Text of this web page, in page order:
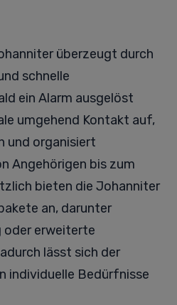
überzeugt durch
schnelle
ein Alarm ausgelöst
umgehend Kontakt auf,
und organisiert
Angehörigen bis zum
bieten die Johanniter
an, darunter
oder erweiterte
lässt sich der
individuelle Bedürfnisse